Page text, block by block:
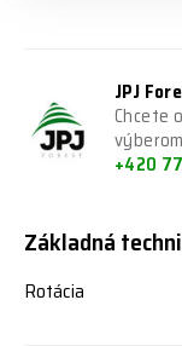
JPJ
Chcete
+420
Základná
Rotácia